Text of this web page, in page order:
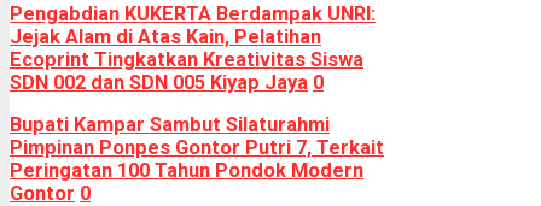
Pengabdian KUKERTA Berdampak UNRI:
Jejak Alam di Atas Kain, Pelatihan
Ecoprint Tingkatkan Kreativitas Siswa
SDN 002 dan SDN 005 Kiyap Jaya 0
Bupati Kampar Sambut Silaturahmi
Pimpinan Ponpes Gontor Putri 7, Terkait
Peringatan 100 Tahun Pondok Modern
Gontor 0